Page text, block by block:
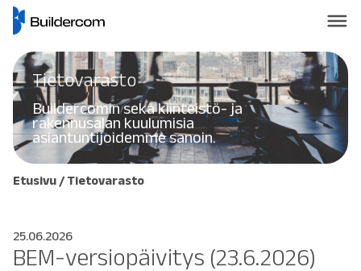
Tietovarasto
Buildercomin sekä kiinteistö- ja
rakennusalan kuulumisia
asiantuntijoidemme sanoin.
Etusivu /Tietovarasto
25.06.2026
BEM-versiopäivitys (23.6.2026)